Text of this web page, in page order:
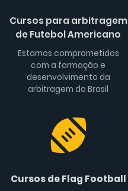
Cursos para arbitragem
de Futebol Americano
Estamos comprometidos
com a formação e
desenvolvimento da
arbitragem do Brasil
Cursos de Flag Football